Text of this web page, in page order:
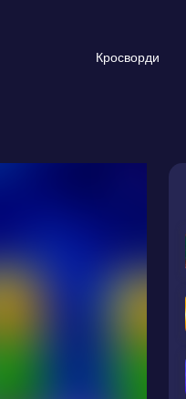
Кросворди